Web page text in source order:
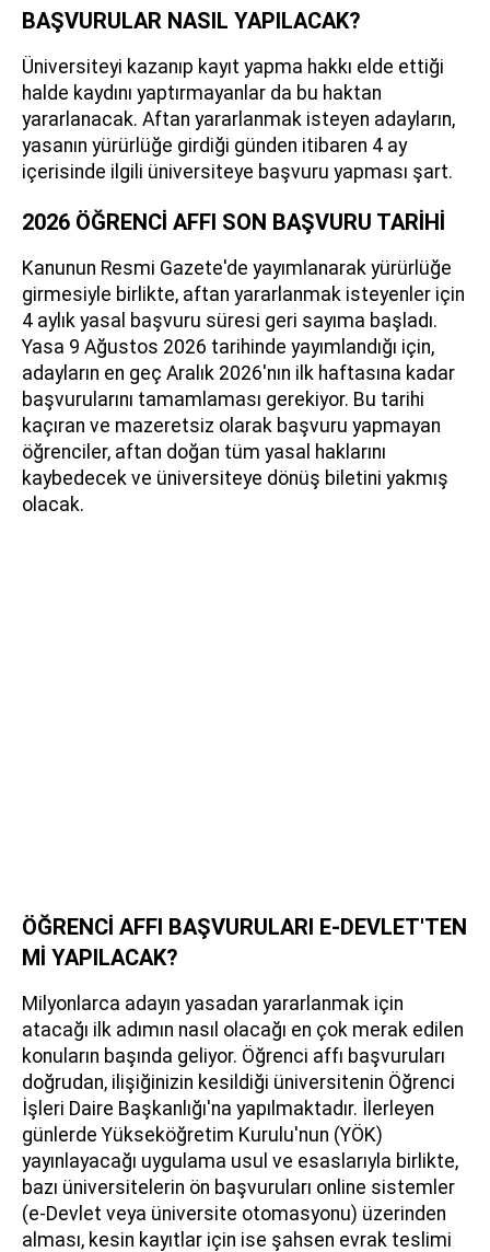
BAŞVURULAR NASIL YAPILACAK?
Üniversiteyi kazanıp kayıt yapma hakkı elde ettiği
halde kaydını yaptırmayanlar da bu haktan
yararlanacak. Aftan yararlanmak isteyen adayların,
yasanın yürürlüğe girdiği günden itibaren 4 ay
içerisinde ilgili üniversiteye başvuru yapması şart.
2026 ÖĞRENCİ AFFI SON BAŞVURU TARİHİ
Kanunun Resmi Gazete'de yayımlanarak yürürlüğe
girmesiyle birlikte, aftan yararlanmak isteyenler için
4 aylık yasal başvuru süresi geri sayıma başladı.
Yasa 9 Ağustos 2026 tarihinde yayımlandığı için,
adayların en geç Aralık 2026'nın ilk haftasına kadar
başvurularını tamamlaması gerekiyor. Bu tarihi
kaçıran ve mazeretsiz olarak başvuru yapmayan
öğrenciler, aftan doğan tüm yasal haklarını
kaybedecek ve üniversiteye dönüş biletini yakmış
olacak.
ÖĞRENCİ AFFI BAŞVURULARI E-DEVLET'TEN
Mİ YAPILACAK?
Milyonlarca adayın yasadan yararlanmak için
atacağı ilk adımın nasıl olacağı en çok merak edilen
konuların başında geliyor. Öğrenci affı başvuruları
doğrudan, ilişiğinizin kesildiği üniversitenin Öğrenci
İşleri Daire Başkanlığı'na yapılmaktadır. İlerleyen
günlerde Yükseköğretim Kurulu'nun (YÖK)
yayınlayacağı uygulama usul ve esaslarıyla birlikte,
bazı üniversitelerin ön başvuruları online sistemler
(e-Devlet veya üniversite otomasyonu) üzerinden
alması, kesin kayıtlar için ise şahsen evrak teslimi